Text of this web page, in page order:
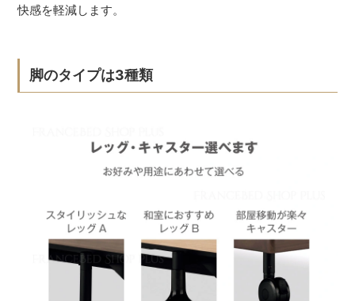
快感を軽減します。
脚のタイプは3種類